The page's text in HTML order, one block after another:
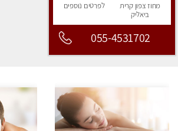
מחוז צפוןקרית
ביאליק
לפרטים נוספים
055-4531702